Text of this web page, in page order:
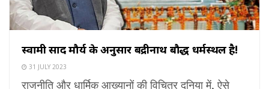
स्वामी प्रसाद मौर्य के अनुसार बद्रीनाथ बौद्ध धर्मस्थल है!
31 JULY 2023
राजनीति और धार्मिक आख्यानों की विचित्र दुनिया में, ऐसे